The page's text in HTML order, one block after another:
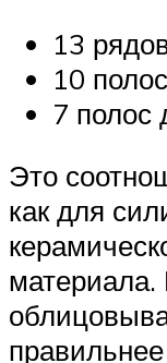
13
10
7 полос
Это
как для
материала.